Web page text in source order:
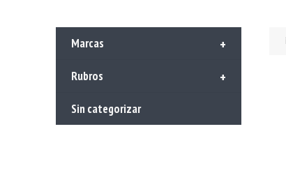
+
Marcas
+
Rubros
Sin categorizar